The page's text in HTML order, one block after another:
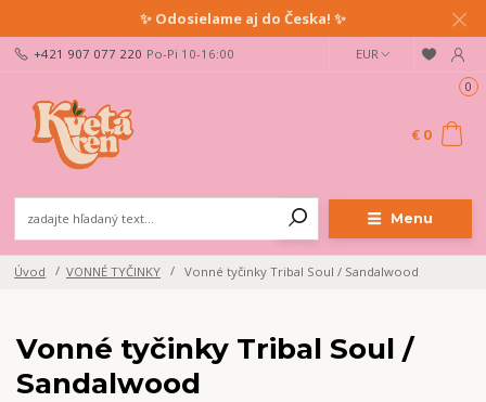
✨ Odosielame aj do Česka! ✨
Menu
EUR
+421 907 077 220 Po-Pi 10-16:00
0
€ 0
Úvod VONNÉ TYČINKY Vonné tyčinky Tribal Soul / Sandalwood
Vonné tyčinky Tribal Soul /
Sandalwood